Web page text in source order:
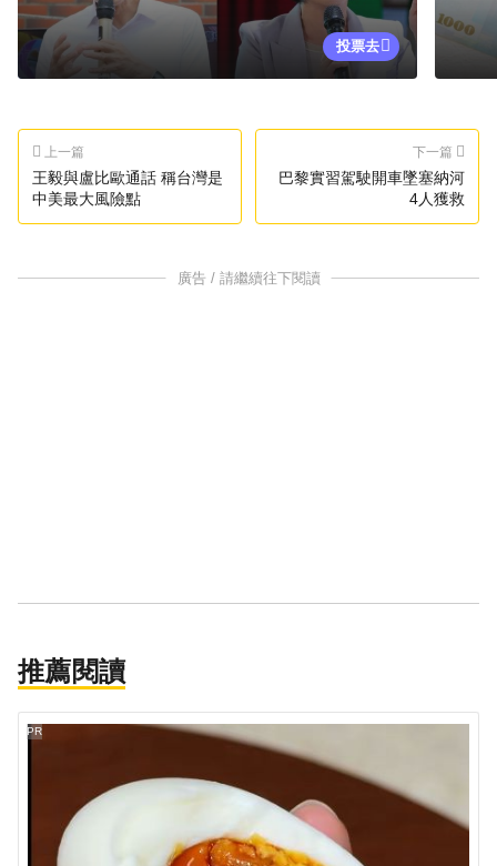
投票去
上一篇
王毅與盧比歐通話 稱台灣是
中美最大風險點
下一篇
巴黎實習駕駛開車墜塞納河
4人獲救
廣告 / 請繼續往下閱讀
推薦閱讀
PR